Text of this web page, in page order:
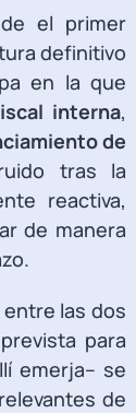
el primer
definitivo
en la que
interna,
de
tras la
reactiva,
de manera
las dos
para
emerja– se
de